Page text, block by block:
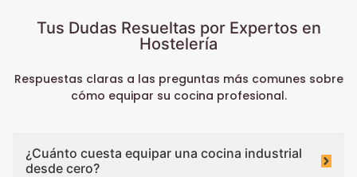
Tus Dudas Resueltas por Expertos en
Hostelería
Respuestas claras a las preguntas más comunes sobre
cómo equipar su cocina profesional.
¿Cuánto cuesta equipar una cocina industrial
desde cero?